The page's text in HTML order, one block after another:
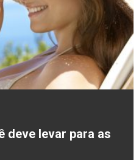
deve levar para as